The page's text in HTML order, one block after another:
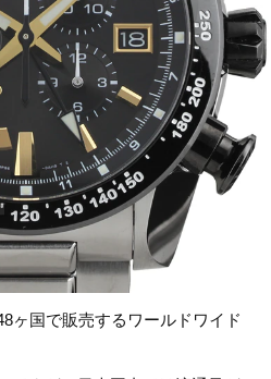
ヶ国で販売するワールドワイド